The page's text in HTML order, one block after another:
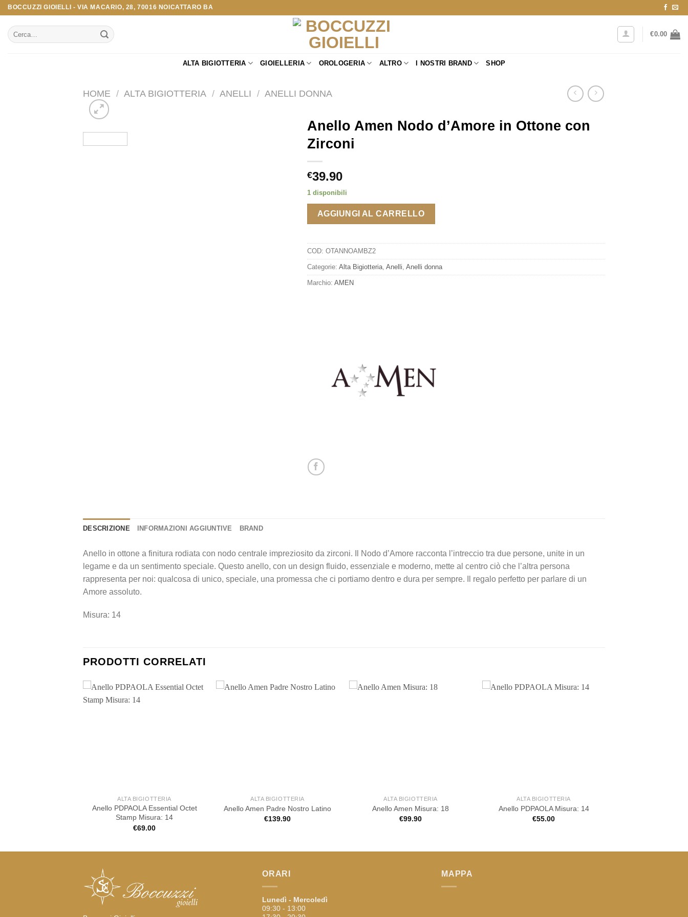
Salta
contenuti
BOCCUZZI GIOIELLI - VIA MACARIO, 28, 70016 NOICATTARO BA
Cerca:
€0.00
ALTA BIGIOTTERIA GIOIELLERIA OROLOGERIA ALTRO I NOSTRI BRAND SHOP
HOME / ALTA BIGIOTTERIA / ANELLI / ANELLI DONNA
Anello Amen Nodo d’Amore in Ottone con
Zirconi
€39.90
1 disponibili
AGGIUNGI AL CARRELLO
COD: OTANNOAMBZ2
Categorie: Alta Bigiotteria, Anelli Anelli donna
Marchio: AMEN
DESCRIZIONE INFORMAZIONI AGGIUNTIVE BRAND
Anello in ottone a finitura rodiata con nodo centrale impreziosito da zirconi. Il Nodo d’Amore racconta l’intreccio tra due persone, unite in un
legame e da un sentimento speciale. Questo anello, con un design fluido, essenziale e moderno, mette al centro ciò che l’altra persona
rappresenta per noi: qualcosa di unico, speciale, una promessa che ci portiamo dentro e dura per sempre. Il regalo perfetto per parlare di un
Amore assoluto.
Misura: 14
PRODOTTI CORRELATI
ALTA BIGIOTTERIA
Anello PDPAOLA Essential Octet
Stamp Misura: 14
€69.00
ALTA BIGIOTTERIA
Anello Amen Padre Nostro Latino
€139.90
ALTA BIGIOTTERIA
Anello Amen Misura: 18
€99.90
ALTA BIGIOTTERIA
Anello PDPAOLA Misura: 14
€55.00
ORARI
Lunedì - Mercoledì
09:30 - 13:00
MAPPA